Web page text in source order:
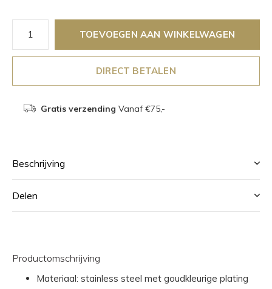
TOEVOEGEN AAN WINKELWAGEN
DIRECT BETALEN
Gratis verzending Vanaf €75,-
Beschrijving
Delen
Productomschrijving
Materiaal: stainless steel met goudkleurige plating